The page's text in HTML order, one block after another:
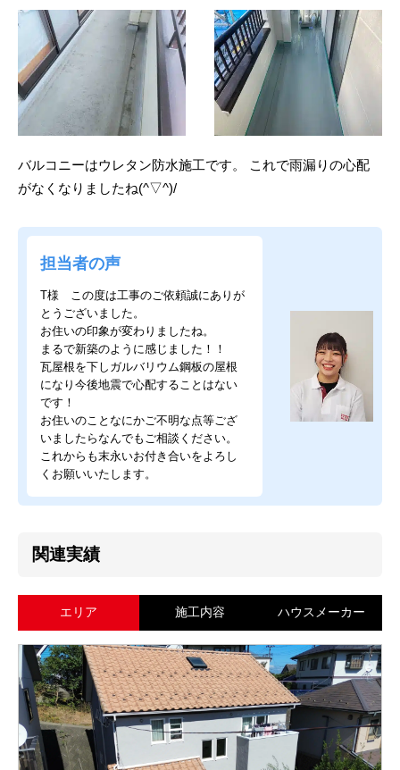
バルコニーはウレタン防水施工です。 これで雨漏りの心配
がなくなりましたね(^▽^)/
担当者の声
T様 この度は工事のご依頼誠にありが
とうございました。
お住いの印象が変わりましたね。
まるで新築のように感じました！！
瓦屋根を下しガルバリウム鋼板の屋根
になり今後地震で心配することはない
です！
お住いのことなにかご不明な点等ござ
いましたらなんでもご相談ください。
これからも末永いお付き合いをよろし
くお願いいたします。
関連実績
エリア 施工内容 ハウスメーカー